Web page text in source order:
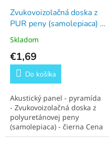
v
ý
h
o
d
n
ý
c
h
c
Zvukovoizolačná doska z
PUR peny (samolepiaca) -
čierna - 1.5 cm
Skladom
€1,69
Do košíka
Akustický panel - pyramída
- Zvukovoizolačná doska z
polyuretánovej peny
(samolepiaca) - čierna Cena
je za 1 kus. Rozmery